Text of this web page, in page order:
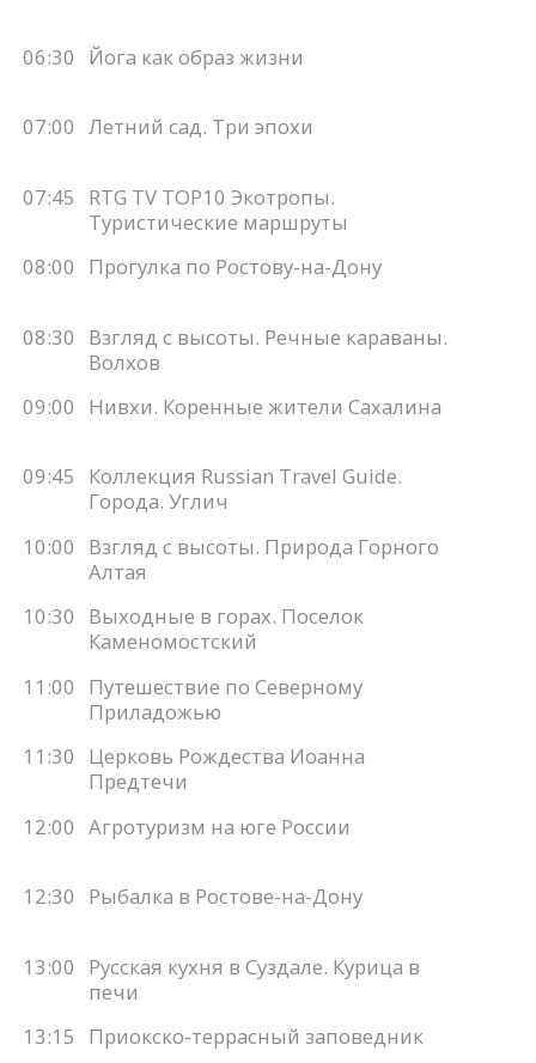
06:30 Йога как образ жизни
07:00 Летний сад. Три эпохи
07:45
RTG TV TOP10 Экотропы.
Туристические маршруты
08:00
Прогулка по Ростову-на-Дону
08:30
Взгляд с высоты. Речные караваны.
Волхов
09:00
Нивхи. Коренные жители Сахалина
09:45
Коллекция Russian Travel Guide.
Города. Углич
10:00
Взгляд с высоты. Природа Горного
Алтая
10:30
Выходные в горах. Поселок
Каменомостский
11:00
Путешествие по Северному
Приладожью
11:30
Церковь Рождества Иоанна
Предтечи
12:00 Агротуризм на юге России
12:30 Рыбалка в Ростове-на-Дону
13:00
Русская кухня в Суздале. Курица в
печи
13:15
Приокско-террасный заповедник